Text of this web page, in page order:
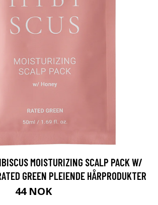
MOISTURIZING SCALP PACK W/
GREEN PLEIENDE HÅRPRODUKTER
44 NOK